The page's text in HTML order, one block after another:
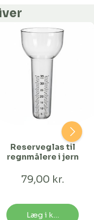
Reserveglas til
regnmålere i jern
79,00 kr.
Læg i kurv